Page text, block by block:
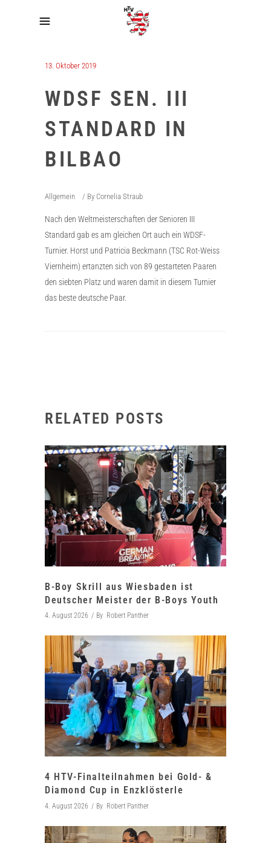
13. Oktober 2019
WDSF SEN. III
STANDARD IN
BILBAO
Allgemein By Cornelia Straub
Nach den Weltmeisterschaften der Senioren III
Standard gab es am gleichen Ort auch ein WDSF-
Turnier. Horst und Patricia Beckmann (TSC Rot-Weiss
Viernheim) ertanzten sich von 89 gestarteten Paaren
den siebten Platz und waren damit in diesem Turnier
das beste deutsche Paar.
RELATED POSTS
B-Boy Skrill aus Wiesbaden ist
Deutscher Meister der B-Boys Youth
4. August 2026 By Robert Panther
4 HTV-Finalteilnahmen bei Gold- &
Diamond Cup in Enzklösterle
4. August 2026 By Robert Panther